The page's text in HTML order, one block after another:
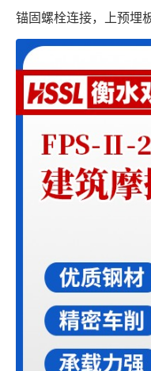
锚固螺栓连接，上预埋